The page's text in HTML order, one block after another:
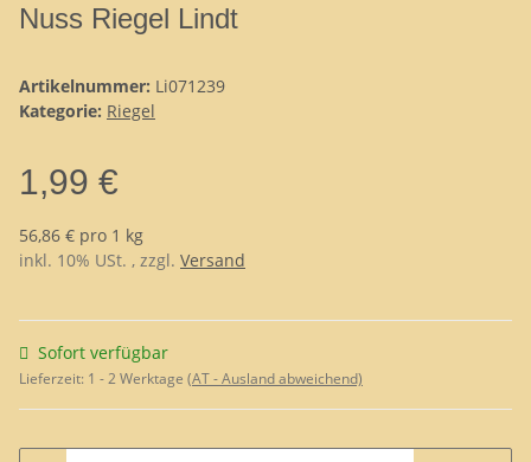
Nuss Riegel Lindt
Artikelnummer: Li071239
Kategorie: Riegel
1,99 €
56,86 € pro 1 kg
inkl. 10% USt. , zzgl. Versand
Sofort verfügbar
Lieferzeit: 1 - 2 Werktage (AT - Ausland abweichend)